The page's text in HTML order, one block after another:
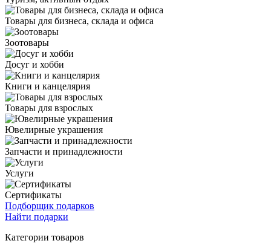
Товары для бизнеса, склада и офиса
Зоотовары
Досуг и хобби
Книги и канцелярия
Товары для взрослых
Ювелирные украшения
Запчасти и принадлежности
Услуги
Сертификаты
Подборщик подарков
Найти подарки
Категории товаров